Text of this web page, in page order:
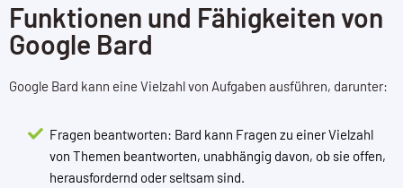
Funktionen und Fähigkeiten von
Google Bard
Google Bard kann eine Vielzahl von Aufgaben ausführen, darunter:
Fragen beantworten: Bard kann Fragen zu einer Vielzahl
von Themen beantworten, unabhängig davon, ob sie offen,
herausfordernd oder seltsam sind.